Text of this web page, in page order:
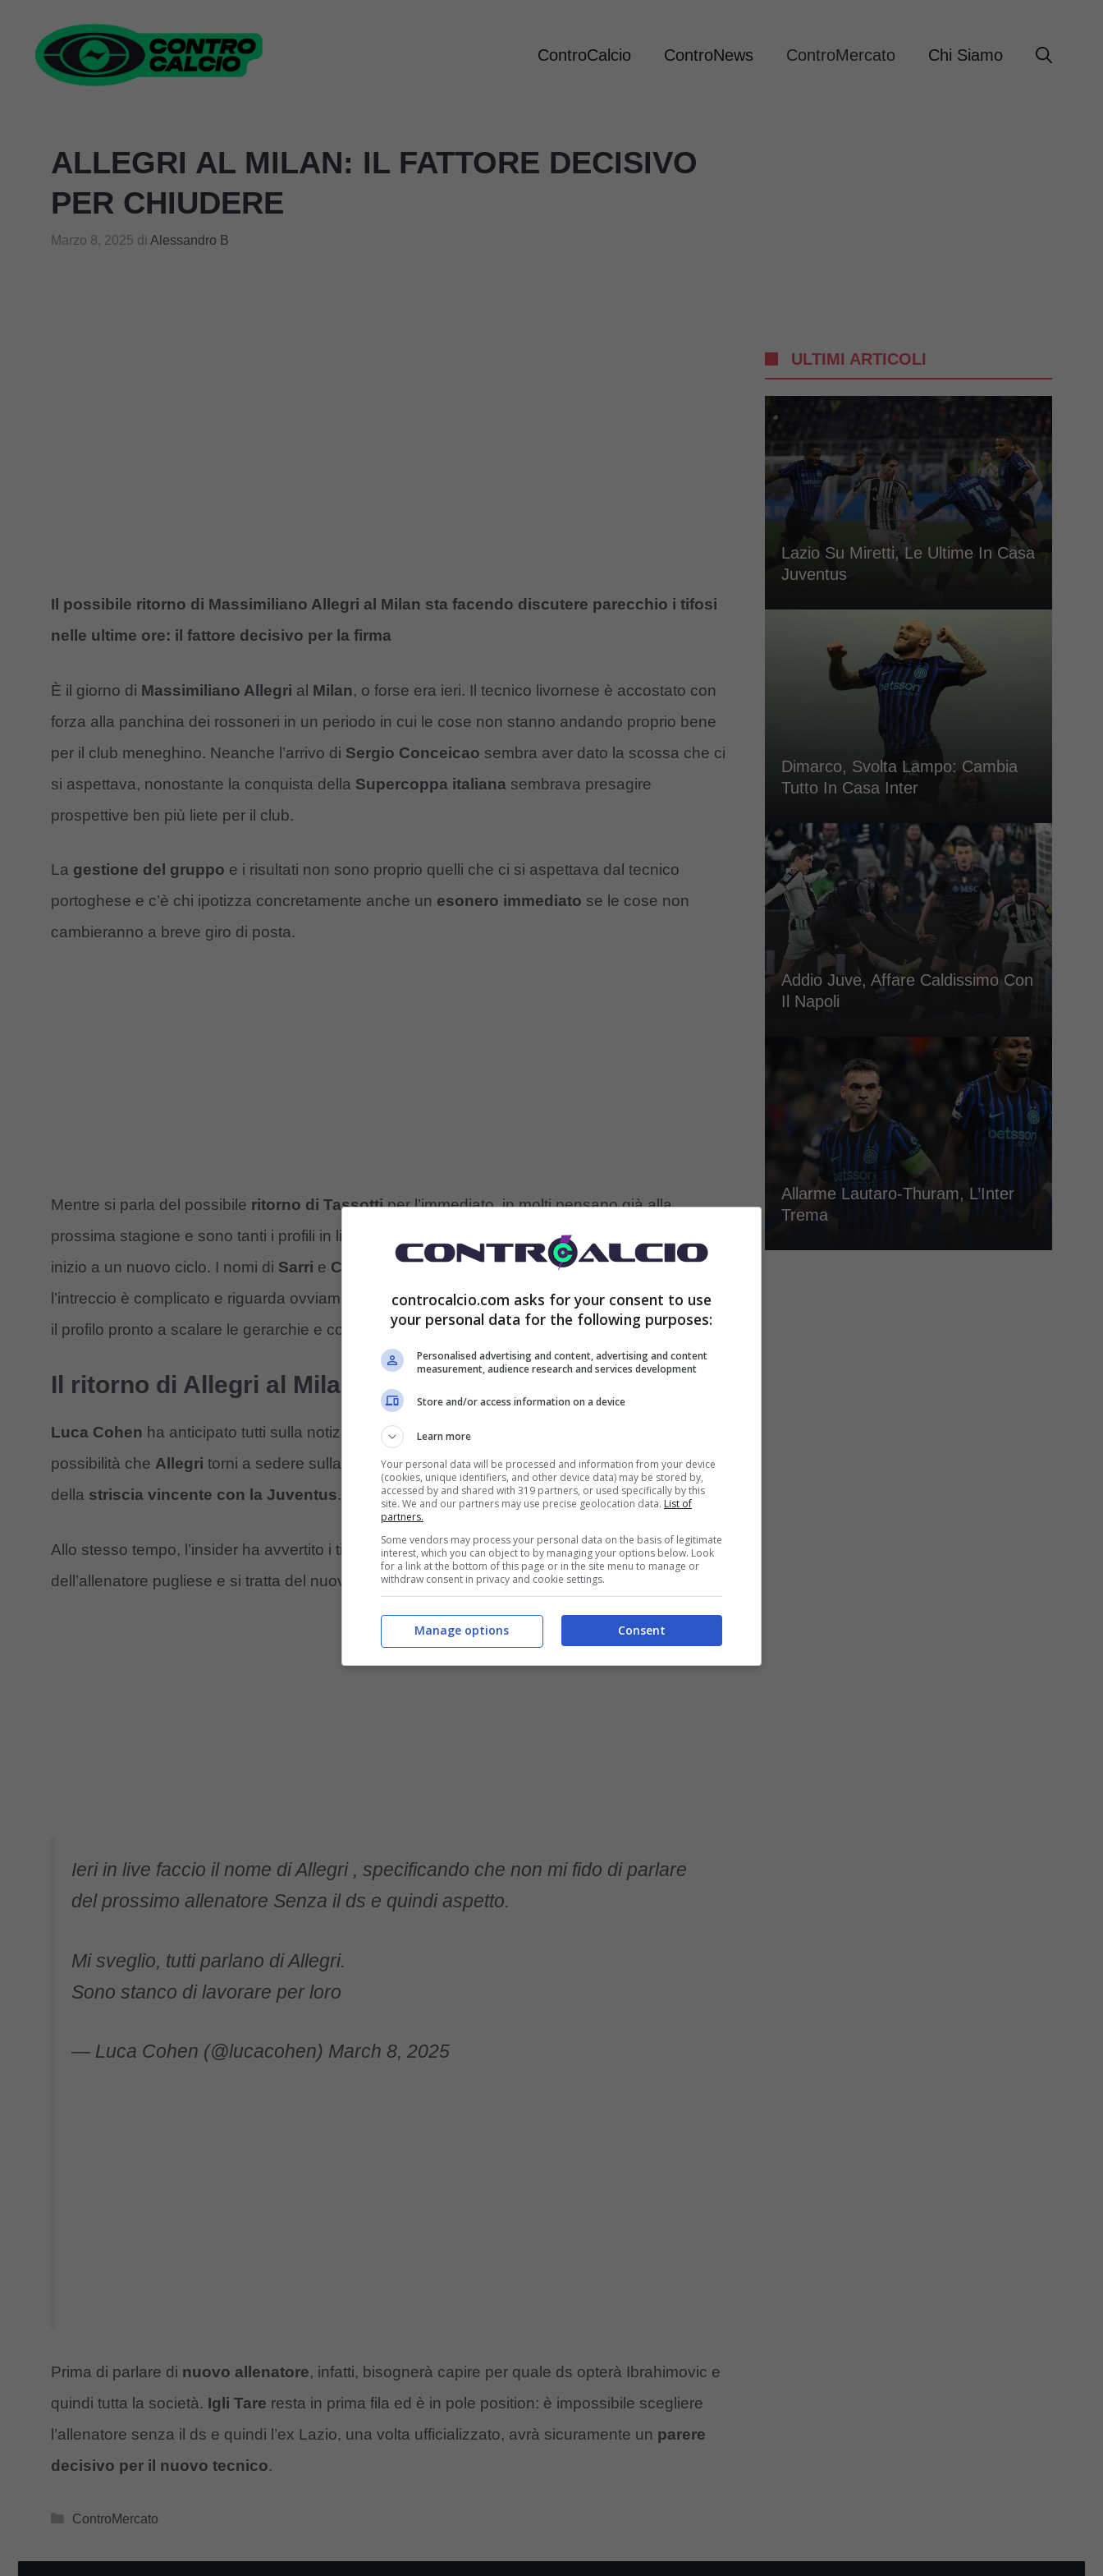
contenuto
ControCalcio ControNews ControMercato Chi Siamo
ALLEGRI AL MILAN: IL FATTORE DECISIVO
PER CHIUDERE
Marzo 8, 2025 di Alessandro B
Il possibile ritorno di Massimiliano Allegri al Milan sta facendo discutere parecchio i tifosi
nelle ultime ore: il fattore decisivo per la firma
È il giorno di Massimiliano Allegri al Milan, o forse era ieri. Il tecnico livornese è accostato con
forza alla panchina dei rossoneri in un periodo in cui le cose non stanno andando proprio bene
per il club meneghino. Neanche l’arrivo di Sergio Conceicao sembra aver dato la scossa che ci
si aspettava, nonostante la conquista della Supercoppa italiana sembrava presagire
prospettive ben più liete per il club.
La gestione del gruppo e i risultati non sono proprio quelli che ci si aspettava dal tecnico
portoghese e c’è chi ipotizza concretamente anche un esonero immediato se le cose non
cambieranno a breve giro di posta.
Mentre si parla del possibile ritorno di Tassottiper l’immediato, in molti pensano già alla
prossima stagione e sono tanti i profili in lizza per accomodarsi sulla panchina rossonera e dare
inizio a un nuovo ciclo. I nomi di Sarri e Conte
restano in lizza, anche se per il tecnico pugliese
l’intreccio è complicato e riguarda ovviamente anche ilNapoli. Potrebbe dunque essere un altro
il profilo pronto a scalare le gerarchie e corrisponde proprio aMassimiliano Allegri.
Il ritorno di Allegri al Milan: l’indiscrezione di Luca Cohen
Luca Cohen ha anticipato tutti sulla notizia, visto che già nella giornata di ieri ha riferito la forte
possibilità che Allegri torni a sedere sulla panchina con cui ha vinto il suo primo scudetto, prima
della striscia vincente con la Juventus.
Allo stesso tempo, l’insider ha avvertito i tifosi anche rispetto a unfattore decisivoper l’arrivo
dell’allenatore pugliese e si tratta del nuovo direttore sportivo che la società sceglierà.
Ieri in live faccio il nome di Allegri , specificando che non mi fido di parlare
del prossimo allenatore Senza il ds e quindi aspetto.
Mi sveglio, tutti parlano di Allegri.
Sono stanco di lavorare per loro
— Luca Cohen (@lucacohen) March 8, 2025
Prima di parlare di nuovo allenatore, infatti, bisognerà capire per quale ds opterà Ibrahimovic e
quindi tutta la società. Igli Tare resta in prima fila ed è in pole position: è impossibile scegliere
l’allenatore senza il ds e quindi l’ex Lazio, una volta ufficializzato, avrà sicuramente un parere
decisivo per il nuovo tecnico.
Categorie
ControMercato
ULTIMI ARTICOLI
Lazio Su Miretti, Le Ultime In Casa
Juventus
Dimarco, Svolta Lampo: Cambia
Tutto In Casa Inter
Addio Juve, Affare Caldissimo Con
Il Napoli
Allarme Lautaro-Thuram, L’Inter
Trema
controcalcio.com asks for your consent to use
your personal data for the following purposes:
Personalised advertising and content, advertising and content
measurement, audience research and services development
Store and/or access information on a device
Learn more
Your personal data will be processed and information from your device
(cookies, unique identifiers, and other device data) may be stored by,
accessed by and shared with 319 partners, or used specifically by this
site. We and our partners may use precise geolocation data. List of
partners.
Some vendors may process your personal data on the basis of legitimate
interest, which you can object to by managing your options below. Look
for a link at the bottom of this page or in the site menu to manage or
withdraw consent in privacy and cookie settings.
Consent
Manage options